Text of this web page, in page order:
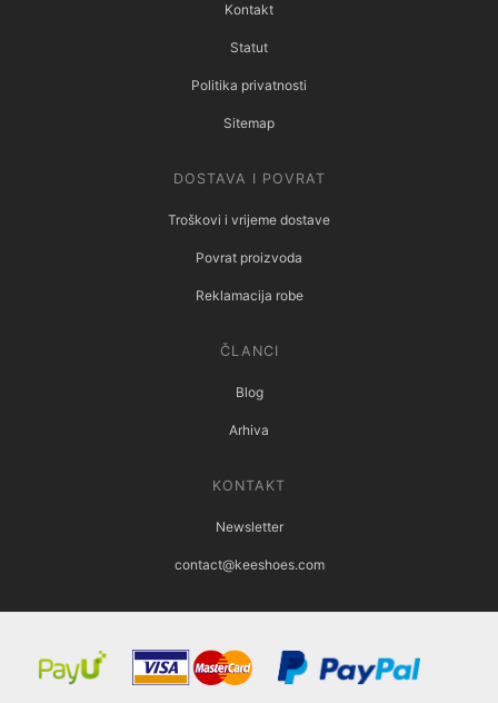
Kontakt
Statut
Politika privatnosti
Sitemap
DOSTAVA I POVRAT
Troškovi i vrijeme dostave
Povrat proizvoda
Reklamacija robe
ČLANCI
Blog
Arhiva
KONTAKT
Newsletter
contact@keeshoes.com